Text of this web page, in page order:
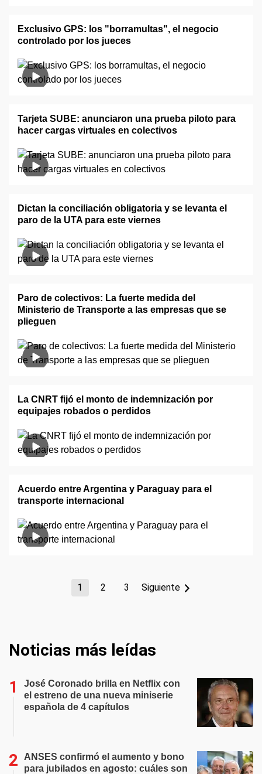
Exclusivo GPS: los "borramultas", el negocio
controlado por los jueces
Tarjeta SUBE: anunciaron una prueba piloto para
hacer cargas virtuales en colectivos
Dictan la conciliación obligatoria y se levanta el
paro de la UTA para este viernes
Paro de colectivos: La fuerte medida del
Ministerio de Transporte a las empresas que se
plieguen
La CNRT fijó el monto de indemnización por
equipajes robados o perdidos
Acuerdo entre Argentina y Paraguay para el
transporte internacional
1 2 3 Siguiente
Noticias más leídas
José Coronado brilla en Netflix con
el estreno de una nueva miniserie
española de 4 capítulos
ANSES confirmó el aumento y bono
para jubilados en agosto: cuáles son